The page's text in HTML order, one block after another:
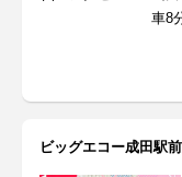
車8
ビッグエコー成田駅